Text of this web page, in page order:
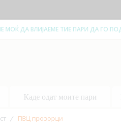
МОЌ ДА ВЛИЈАЕМЕ ТИЕ ПАРИ ДА ГО
Каде одат моите пари
ПВЦ прозорци